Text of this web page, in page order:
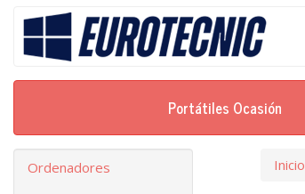
Portátiles Ocasión
Ordenadores Inicio